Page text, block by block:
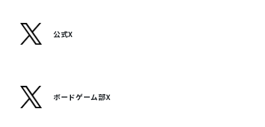
公式X
ボードゲーム部X